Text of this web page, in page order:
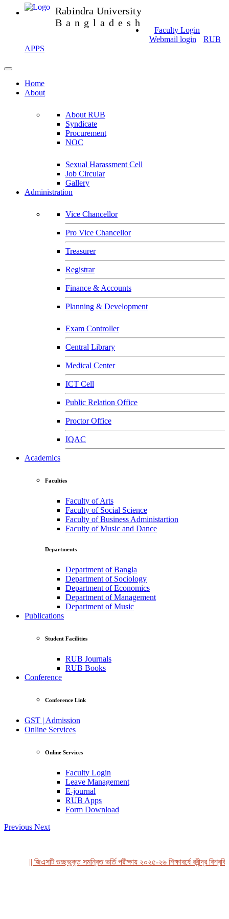
Rabindra University
Bangladesh
Faculty Login
Webmail login
RUB
APPS
Home
About
About RUB
Syndicate
Procurement
NOC
Sexual Harassment Cell
Job Circular
Gallery
Administration
Vice Chancellor
Pro Vice Chancellor
Treasurer
Registrar
Finance & Accounts
Planning & Development
Exam Controller
Central Library
Medical Center
ICT Cell
Public Relation Office
Proctor Office
IQAC
Academics
Faculties
Faculty of Arts
Faculty of Social Science
Faculty of Business Administartion
Faculty of Music and Dance
Departments
Department of Bangla
Department of Sociology
Department of Economics
Department of Management
Department of Music
Publications
Student Facilities
RUB Journals
RUB Books
Conference
Conference Link
GST | Admission
Online Services
Online Services
Faculty Login
Leave Management
E-journal
RUB Apps
Form Download
Previous Next
|| জিএসটি গুচ্ছভুক্ত সমন্বিত ভর্তি পরীক্ষায় ২০২৫-২৬ শিক্ষাবর্ষে রবীন্দ্র